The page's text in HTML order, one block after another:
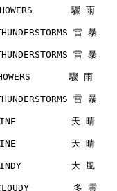
驟 雨
雷 暴
雷 暴
驟 雨
雷 暴
天 晴
天 晴
大 風
多 雲